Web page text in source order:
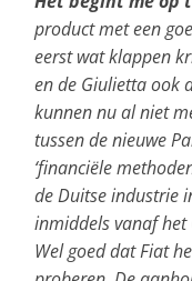
product met een
eerst wat klappen
en de Giulietta ook
kunnen nu al niet
tussen de nieuwe
‘financiële
de Duitse industrie
inmiddels vanaf het
Wel goed dat Fiat